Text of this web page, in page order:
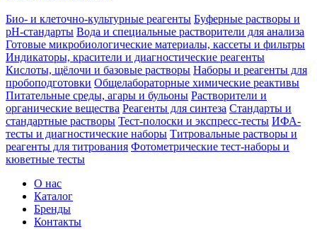
Био- и клеточно-культурные реагенты Буферные растворы и
pH-стандарты Вода и специальные растворители для анализа
Готовые микробиологические материалы, кассеты и фильтры
Индикаторы, красители и диагностические реагенты
Кислоты, щёлочи и базовые растворы Наборы и реагенты для
пробоподготовки Общелабораторные химические реактивы
Питательные среды, агары и бульоны Растворители и
органические вещества Реагенты для синтеза Стандарты и
стандартные растворы Тест-полоски и экспресс-тесты ИФА-
тесты и диагностические наборы Титровальные растворы и
реагенты для титрования Фотометрические тест-наборы и
кюветные тесты
О нас
Каталог
Бренды
Контакты